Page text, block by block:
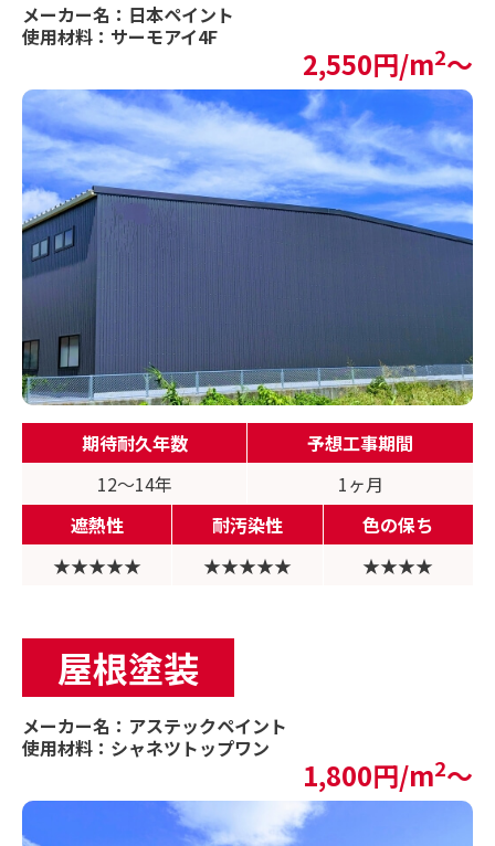
メーカー名：日本ペイント
使用材料：サーモアイ4F
2,550円/m2〜
期待耐久年数
予想工事期間
12〜14年
1ヶ月
遮熱性
耐汚染性
色の保ち
★★★★★
★★★★★ ★★★★
屋根塗装
メーカー名：アステックペイント
使用材料：シャネツトップワン
1,800円/m2〜